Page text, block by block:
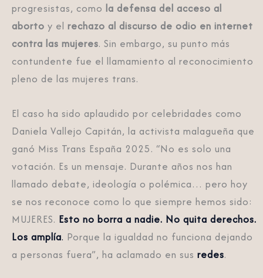
progresistas, como la defensa del acceso al
aborto y el rechazo al discurso de odio en internet
contra las mujeres. Sin embargo, su punto más
contundente fue el llamamiento al reconocimiento
pleno de las mujeres trans.
El caso ha sido aplaudido por celebridades como
Daniela Vallejo Capitán, la activista malagueña que
ganó Miss Trans España 2025. “No es solo una
votación. Es un mensaje. Durante años nos han
llamado debate, ideología o polémica… pero hoy
se nos reconoce como lo que siempre hemos sido:
MUJERES. Esto no borra a nadie. No quita derechos.
Los amplía. Porque la igualdad no funciona dejando
a personas fuera”, ha aclamado en sus redes.